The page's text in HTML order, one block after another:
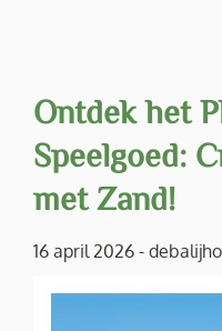
Ontdek het
Speelgoed:
met Zand!
16 april 2026 -